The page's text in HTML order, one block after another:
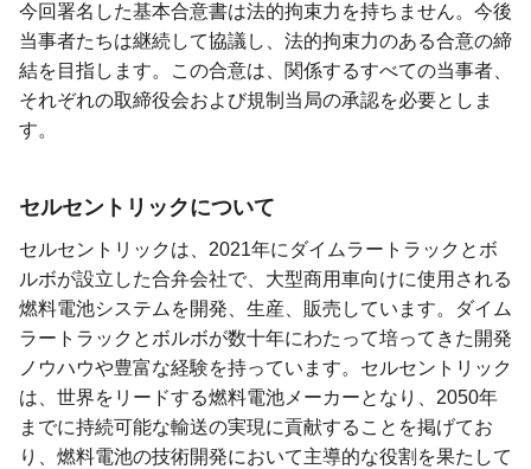
今回署名した基本合意書は法的拘束力を持ちません。今後
当事者たちは継続して協議し、法的拘束力のある合意の締
結を目指します。この合意は、関係するすべての当事者、
それぞれの取締役会および規制当局の承認を必要としま
す。
セルセントリックについて
セルセントリックは、2021年にダイムラートラックとボ
ルボが設立した合弁会社で、大型商用車向けに使用される
燃料電池システムを開発、生産、販売しています。ダイム
ラートラックとボルボが数十年にわたって培ってきた開発
ノウハウや豊富な経験を持っています。セルセントリック
は、世界をリードする燃料電池メーカーとなり、2050年
までに持続可能な輸送の実現に貢献することを掲げてお
り、燃料電池の技術開発において主導的な役割を果たして